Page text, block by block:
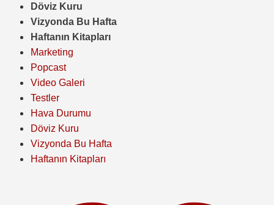
Döviz Kuru
Vizyonda Bu Hafta
Haftanın Kitapları
Marketing
Popcast
Video Galeri
Testler
Hava Durumu
Döviz Kuru
Vizyonda Bu Hafta
Haftanın Kitapları